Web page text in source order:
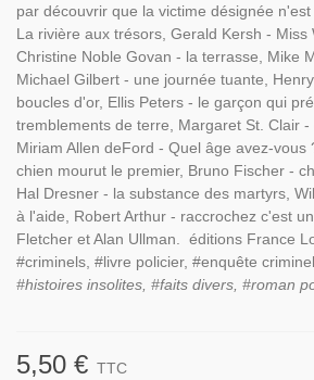
par découvrir que la victime désignée n'est
La rivière aux trésors, Gerald Kersh - Miss
Christine Noble Govan - la terrasse, Mike
Michael Gilbert - une journée tuante,
boucles d'or, Ellis Peters - le garçon qui
tremblements de terre, Margaret St. Clair -
Miriam Allen deFord - Quel âge avez-vous
chien mourut le premier, Bruno Fischer -
Hal Dresner - la substance des martyrs,
à l'aide, Robert Arthur - raccrochez c'est
Fletcher et Alan Ullman. éditions France
#criminels, #livre policier, #enquête
#histoires insolites, #faits divers, #roman
5,50 € TTC